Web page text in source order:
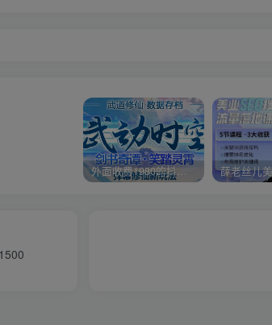
外面收费1980的抖音武动时空直播项目，无需真人出镜，实时互动直播【软件+详细教程】